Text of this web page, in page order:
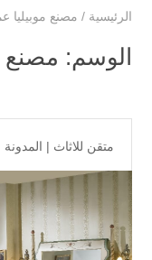
الرئيسية / مصنع موبيليا
الوسم: مصنع
متقن للاثاث | المدونة